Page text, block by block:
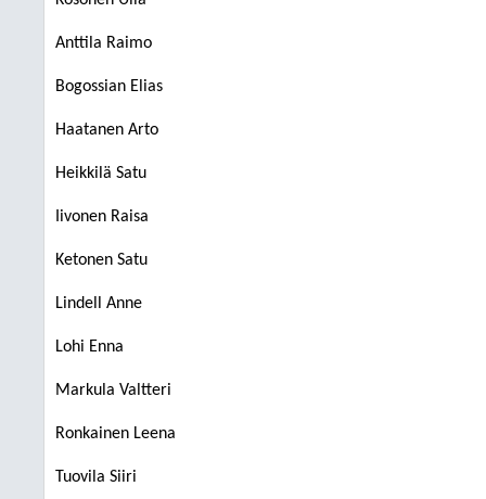
Anttila Raimo
Bogossian Elias
Haatanen Arto
Heikkilä Satu
Iivonen Raisa
Ketonen Satu
Lindell Anne
Lohi Enna
Markula Valtteri
Ronkainen Leena
Tuovila Siiri